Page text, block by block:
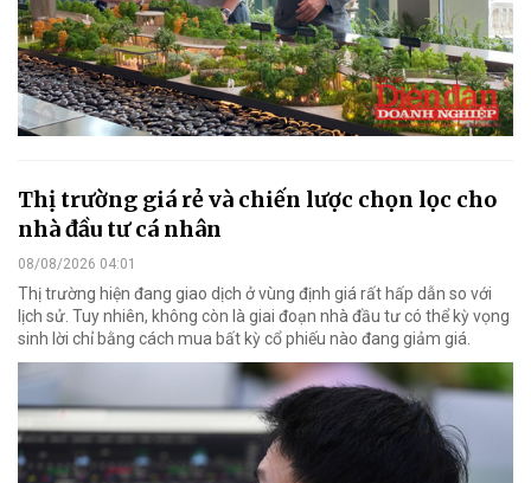
Thị trường giá rẻ và chiến lược chọn lọc cho
nhà đầu tư cá nhân
08/08/2026 04:01
Thị trường hiện đang giao dịch ở vùng định giá rất hấp dẫn so với
lịch sử. Tuy nhiên, không còn là giai đoạn nhà đầu tư có thể kỳ vọng
sinh lời chỉ bằng cách mua bất kỳ cổ phiếu nào đang giảm giá.